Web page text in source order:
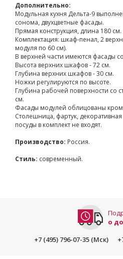
Дополнительно:
Модульная кухня Дельта-9
сонома, двухцветные фасады.
Прямая конструкция, длина 180 см.
Комплектация: шкаф-пенал, 2
модуля по 60 см).
В верхней части имеются фасады
Высота верхних шкафов - 72 см.
Глубина верхних шкафов - 30 см.
Ножки регулируются по высоте.
Глубина рабочей поверхности со
см.
Фасады модулей облицованы
Столешница, фартук,
посуды в комплект не входят.
Производство: Россия.
Стиль: современный.
о
+7 (495) 796-07-35 (Мск)